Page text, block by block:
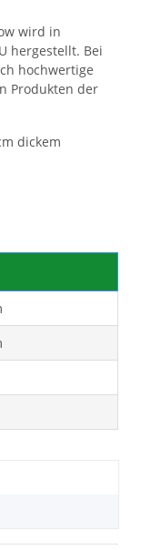
wird in
hergestellt. Bei
hochwertige
Produkten der
dickem